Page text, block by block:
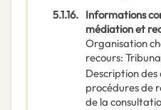
5.1.16. Informations
médiation et
Organisation
recours:
Description
procédures de
de la